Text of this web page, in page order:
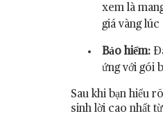
xem là
giá vàng lúc
Bảo hiểm:
ứng với gói
Sau khi bạn hiểu
sinh lời cao nhất